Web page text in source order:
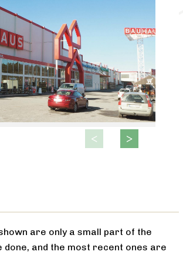
are only a small part of the
done, and the most recent ones are